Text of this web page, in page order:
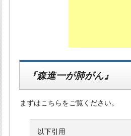
『森進一が肺がん』
まずはこちらをご覧ください。
以下引用